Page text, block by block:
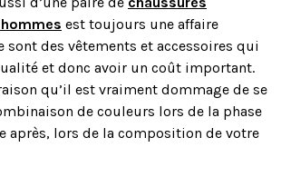
est toujours une affaire
sont des vêtements et accessoires qui
et donc avoir un coût important.
qu’il est vraiment dommage de se
de couleurs lors de la phase
après, lors de la composition de votre